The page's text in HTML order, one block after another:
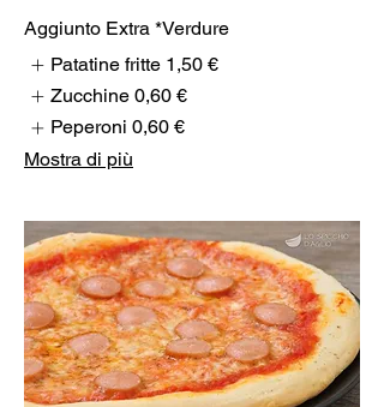
Aggiunto Extra *Verdure
Patatine fritte 1,50 €
Zucchine 0,60 €
Peperoni 0,60 €
Mostra di più